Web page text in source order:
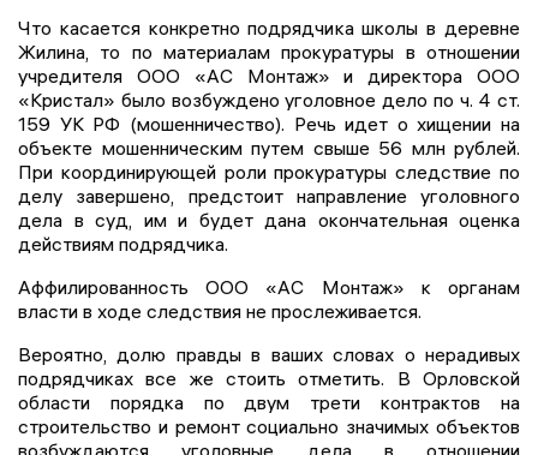
Что касается конкретно подрядчика школы в деревне
Жилина, то по материалам прокуратуры в отношении
учредителя ООО «АС Монтаж» и директора ООО
«Кристал» было возбуждено уголовное дело по ч. 4 ст.
159 УК РФ (мошенничество). Речь идет о хищении на
объекте мошенническим путем свыше 56 млн рублей.
При координирующей роли прокуратуры следствие по
делу завершено, предстоит направление уголовного
дела в суд, им и будет дана окончательная оценка
действиям подрядчика.
Аффилированность ООО «АС Монтаж» к органам
власти в ходе следствия не прослеживается.
Вероятно, долю правды в ваших словах о нерадивых
подрядчиках все же стоить отметить. В Орловской
области порядка по двум трети контрактов на
строительство и ремонт социально значимых объектов